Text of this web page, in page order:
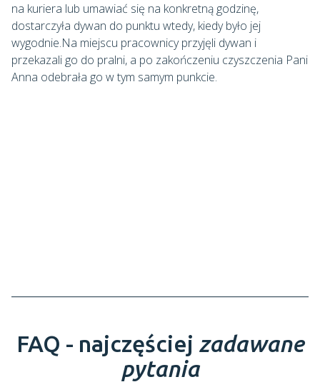
na kuriera lub umawiać się na konkretną godzinę,
dostarczyła dywan do punktu wtedy, kiedy było jej
wygodnie.Na miejscu pracownicy przyjęli dywan i
przekazali go do pralni, a po zakończeniu czyszczenia Pani
Anna odebrała go w tym samym punkcie.
FAQ - najczęściej zadawane
pytania